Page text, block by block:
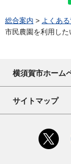
総合案内 > よくある
市民農園を利用した
横須賀市ホーム
サイトマップ